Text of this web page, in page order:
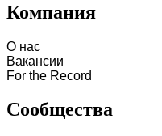
Компания
О нас
Вакансии
For the Record
Сообщества